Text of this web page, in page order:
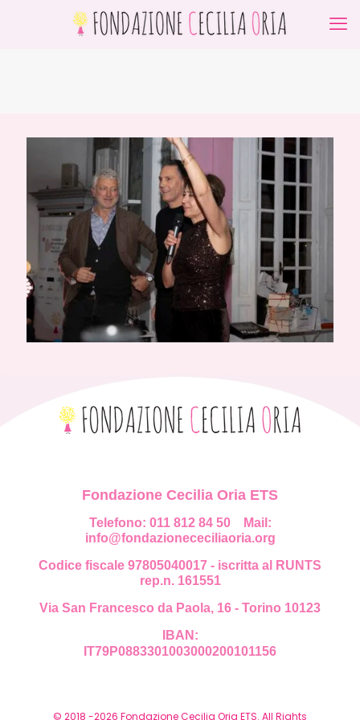
Fondazione Cecilia Oria ETS
Telefono: 011 812 84 50
Mail:
info@fondazionececiliaoria.org
Codice fiscale 97805040017 - iscritta al RUNTS
rep.n. 161551
Via San Francesco da Paola, 16 - Torino 10123
IBAN:
IT79P0883301003000200101156
© 2018 -2026 Fondazione Cecilia Oria ETS. All Rights